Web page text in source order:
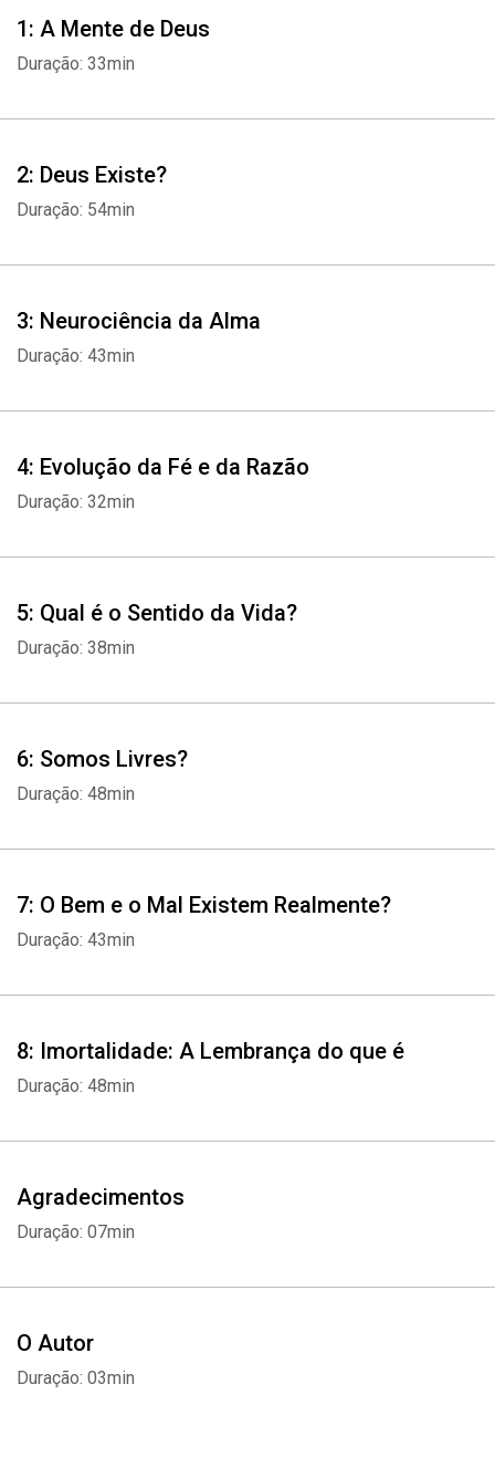
1: A Mente de Deus
Duração: 33min
2: Deus Existe?
Duração: 54min
3: Neurociência da Alma
Duração: 43min
4: Evolução da Fé e da Razão
Duração: 32min
5: Qual é o Sentido da Vida?
Duração: 38min
6: Somos Livres?
Duração: 48min
7: O Bem e o Mal Existem Realmente?
Duração: 43min
8: Imortalidade: A Lembrança do que é
Duração: 48min
Agradecimentos
Duração: 07min
O Autor
Duração: 03min
Whatsapp Facebook